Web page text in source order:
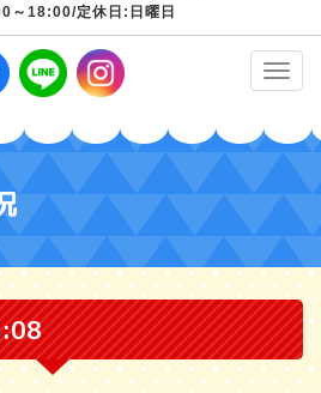
～18:00/定休日:日曜日